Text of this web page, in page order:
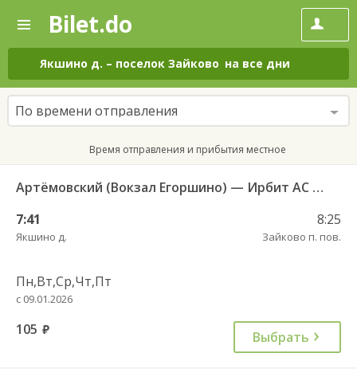
—
Поиск
и
покупка
билетов
на
автобус
онлайн
Bilet.do
Якшино д. – поселок Зайково на все дни
По времени отправления
Время отправления и прибытия местное
Артёмовский (Вокзал Егоршино) — Ирбит АС 521
7:41
Якшино д.
8:25
Зайково п. пов.
Пн,Вт,Ср,Чт,Пт
с 09.01.2026
105 руб. Выбрать